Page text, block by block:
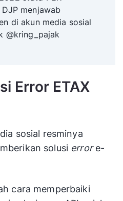
menjawab
di akun media sosial
@kring_pajak
Error ETAX
sosial resminya
solusi errore-
cara memperbaiki